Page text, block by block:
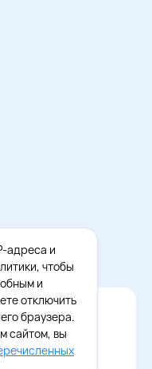
- Запад
адреса и
чтобы
и
отключить
браузера.
сайтом, вы